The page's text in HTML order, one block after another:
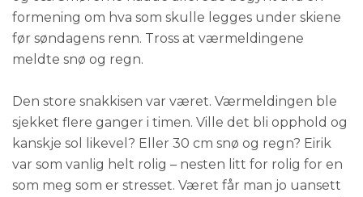
formening om hva som skulle legges under skiene
før søndagens renn. Tross at værmeldingene
meldte snø og regn.
Den store snakkisen var været. Værmeldingen ble
sjekket flere ganger i timen. Ville det bli opphold og
kanskje sol likevel? Eller 30 cm snø og regn? Eirik
var som vanlig helt rolig – nesten litt for rolig for en
som meg som er stresset. Været får man jo uansett